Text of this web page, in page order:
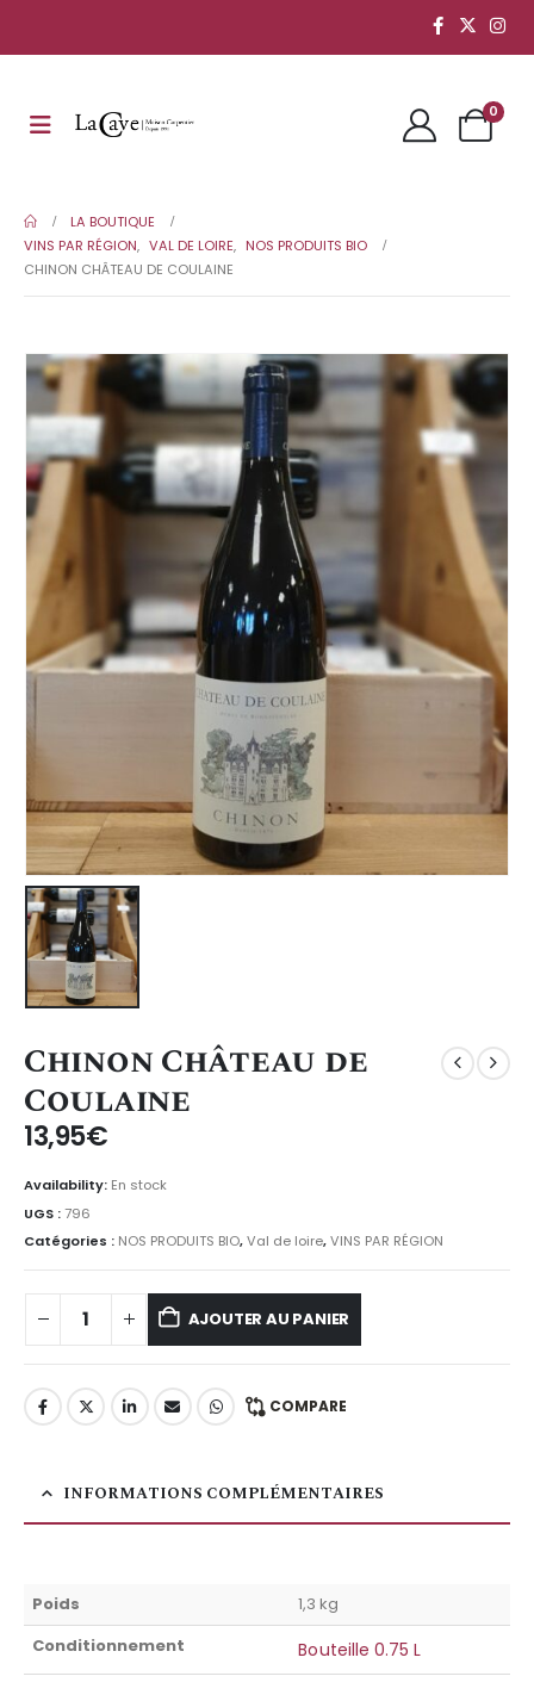
0
LA BOUTIQUE
VINS PAR RÉGION, VAL DE LOIRE, NOS PRODUITS BIO
CHINON CHÂTEAU DE COULAINE
Chinon Château de
Coulaine
13,95€
Availability: En stock
UGS :796
Catégories : NOS PRODUITS BIO,Val de loire,VINS PAR RÉGION
AJOUTER AU PANIER
COMPARE
INFORMATIONS COMPLÉMENTAIRES
Poids
1,3 kg
Conditionnement
Bouteille 0.75 L